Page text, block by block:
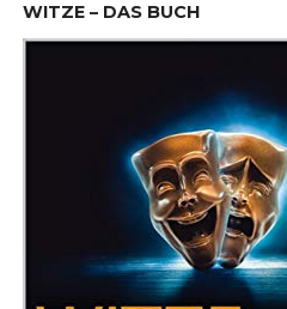
WITZE – DAS BUCH